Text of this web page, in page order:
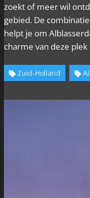
zoekt of meer wil
gebied. De
helpt je om
charme van deze
Zuid-Holland